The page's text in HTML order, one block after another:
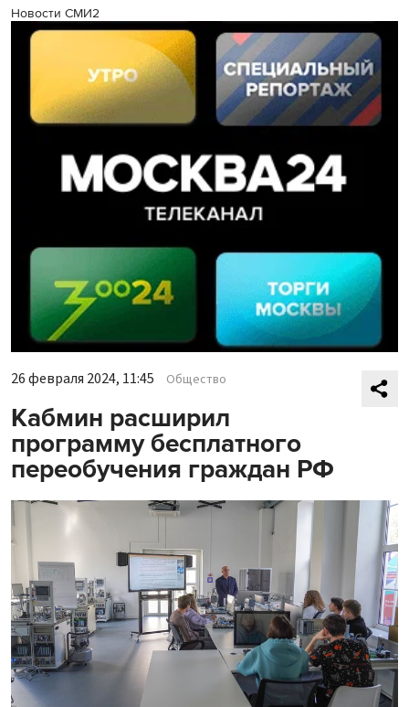
Новости СМИ2
26 февраля 2024, 11:45 Общество
Кабмин расширил
программу бесплатного
переобучения граждан РФ